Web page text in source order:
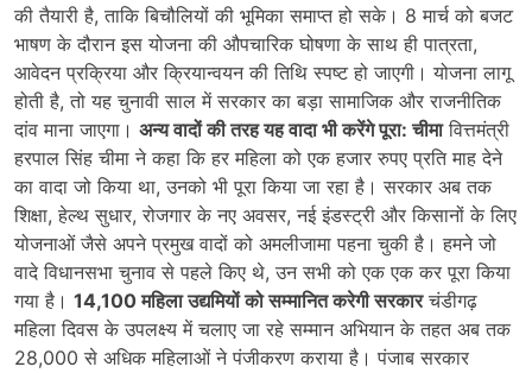
की तैयारी है, ताकि बिचौलियों की भूमिका समाप्त हो सके। 8 मार्च को बजट
भाषण के दौरान इस योजना की औपचारिक घोषणा के साथ ही पात्रता,
आवेदन प्रक्रिया और क्रियान्वयन की तिथि स्पष्ट हो जाएगी। योजना लागू
होती है, तो यह चुनावी साल में सरकार का बड़ा सामाजिक और राजनीतिक
दांव माना जाएगा। अन्य वादों की तरह यह वादा भी करेंगे पूरा: चीमावित्तमंत्री
हरपाल सिंह चीमा ने कहा कि हर महिला को एक हजार रुपए प्रति माह देने
का वादा जो किया था, उनको भी पूरा किया जा रहा है। सरकार अब तक
शिक्षा, हेल्थ सुधार, रोजगार के नए अवसर, नई इंडस्ट्री और किसानों के लिए
योजनाओं जैसे अपने प्रमुख वादों को अमलीजामा पहना चुकी है। हमने जो
वादे विधानसभा चुनाव से पहले किए थे, उन सभी को एक एक कर पूरा किया
गया है। 14,100 महिला उद्यमियों को सम्मानित करेगी सरकारचंडीगढ़
महिला दिवस के उपलक्ष्य में चलाए जा रहे सम्मान अभियान के तहत अब तक
28,000 से अधिक महिलाओं ने पंजीकरण कराया है। पंजाब सरकार